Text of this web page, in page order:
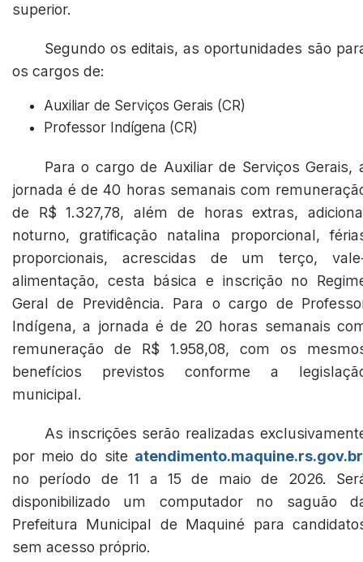
superior.
Segundo os editais, as oportunidades são
os cargos de:
Auxiliar de Serviços Gerais (CR)
Professor Indígena (CR)
Para o cargo de Auxiliar de Serviços Gerais,
jornada é de 40 horas semanais com
de R$ 1.327,78, além de horas extras,
noturno, gratificação natalina proporcional,
proporcionais, acrescidas de um terço,
alimentação, cesta básica e inscrição no
Geral de Previdência. Para o cargo de
Indígena, a jornada é de 20 horas semanais
remuneração de R$ 1.958,08, com os
benefícios previstos conforme a
municipal.
As inscrições serão realizadas
por meio do site atendimento.maquine.rs.gov.br
no período de 11 a 15 de maio de 2026.
disponibilizado um computador no saguão
Prefeitura Municipal de Maquiné para
sem acesso próprio.